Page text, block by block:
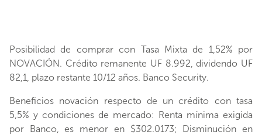
Posibilidad de comprar con Tasa Mixta de 1,52% por
NOVACIÓN. Crédito remanente UF 8.992, dividendo UF
82,1, plazo restante 10/12 años. Banco Security.
Beneficios novación respecto de un crédito con tasa
5,5% y condiciones de mercado: Renta mínima exigida
por Banco, es menor en $302.0173; Disminución en